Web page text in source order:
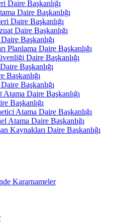
Daire Başkanlığı
Daire Başkanlığı
Daire Başkanlığı
Daire Başkanlığı
Başkanlığı
Planlama Daire Başkanlığı
Daire Başkanlığı
Başkanlığı
Başkanlığı
Başkanlığı
Daire Başkanlığı
Başkanlığı
Atama Daire Başkanlığı
Atama Daire Başkanlığı
Kaynakları Daire Başkanlığı
Kararnameler